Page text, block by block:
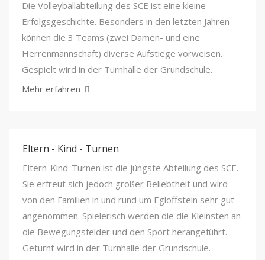
Die Volleyballabteilung des SCE ist eine kleine
Erfolgsgeschichte. Besonders in den letzten Jahren
können die 3 Teams (zwei Damen- und eine
Herrenmannschaft) diverse Aufstiege vorweisen.
Gespielt wird in der Turnhalle der Grundschule.
Mehr erfahren
Eltern - Kind - Turnen
Eltern-Kind-Turnen ist die jüngste Abteilung des SCE.
Sie erfreut sich jedoch großer Beliebtheit und wird
von den Familien in und rund um Egloffstein sehr gut
angenommen. Spielerisch werden die die Kleinsten an
die Bewegungsfelder und den Sport herangeführt.
Geturnt wird in der Turnhalle der Grundschule.